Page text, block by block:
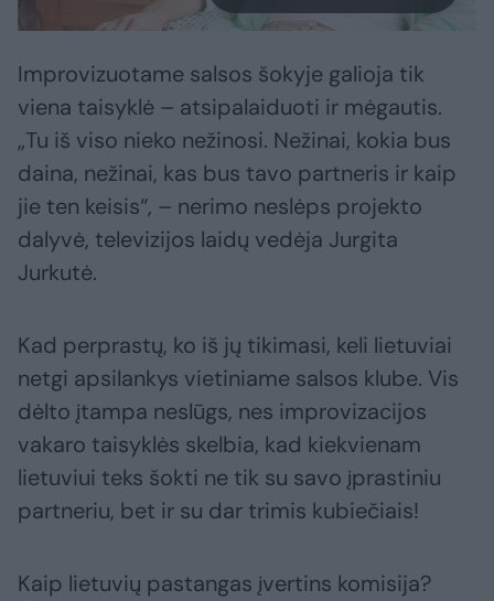
Improvizuotame salsos šokyje galioja tik
viena taisyklė – atsipalaiduoti ir mėgautis.
„Tu iš viso nieko nežinosi. Nežinai, kokia bus
daina, nežinai, kas bus tavo partneris ir kaip
jie ten keisis“, – nerimo neslėps projekto
dalyvė, televizijos laidų vedėja Jurgita
Jurkutė.
Kad perprastų, ko iš jų tikimasi, keli lietuviai
netgi apsilankys vietiniame salsos klube. Vis
dėlto įtampa neslūgs, nes improvizacijos
vakaro taisyklės skelbia, kad kiekvienam
lietuviui teks šokti ne tik su savo įprastiniu
partneriu, bet ir su dar trimis kubiečiais!
Kaip lietuvių pastangas įvertins komisija?